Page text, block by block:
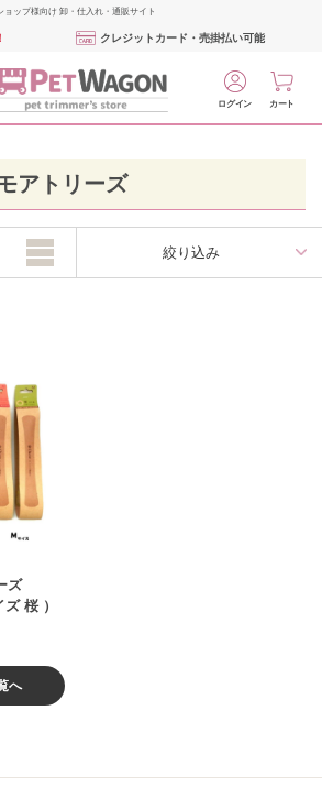
ップ様向け 卸・仕入れ・通販サイト
クレジットカード・売掛払い可能
ログイン カート
アトリーズ
絞り込み
ズ
桜 ）
へ